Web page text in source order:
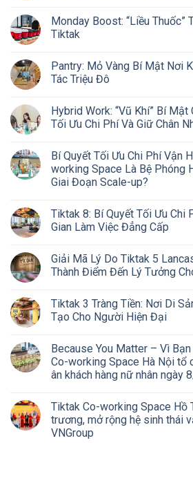
Monday Boost: “Liều Thuốc”
Tiktak
Pantry: Mỏ Vàng Bí Mật Nơi
Tác Triệu Đô
Hybrid Work: “Vũ Khí” Bí Mật
Tối Ưu Chi Phí Và Giữ Chân
Bí Quyết Tối Ưu Chi Phí Vận
working Space Là Bệ Phóng
Giai Đoạn Scale-up?
Tiktak 8: Bí Quyết Tối Ưu Chi
Gian Làm Việc Đẳng Cấp
Giải Mã Lý Do Tiktak 5
Thành Điểm Đến Lý Tưởng
Tiktak 3 Tràng Tiền: Nơi Di
Tạo Cho Người Hiện Đại
Because You Matter – Vì
Co-working Space Hà Nội tổ
ân khách hàng nữ nhân ngày
Tiktak Co-working Space Hồ
trương, mở rộng hệ sinh thái
VNGroup